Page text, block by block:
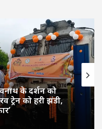
के दर्शन को
ट्रेन को हरी झंडी,